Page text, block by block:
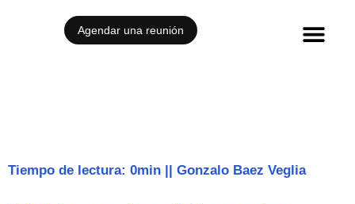
Agendar una reunión
Tiempo de lectura: 0min || Gonzalo Baez Veglia